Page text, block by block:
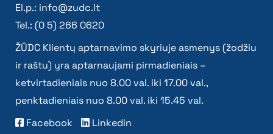
El.p.: info@zudc.lt
Tel.: (0 5) 266 0620
ŽŪDC Klientų aptarnavimo skyriuje asmenys (žodžiu
ir raštu) yra aptarnaujami pirmadieniais –
ketvirtadieniais nuo 8.00 val. iki 17.00 val.,
penktadieniais nuo 8.00 val. iki 15.45 val.
Facebook
Linkedin